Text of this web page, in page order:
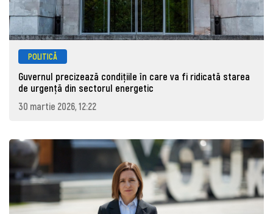
POLITICĂ
Guvernul precizează condițiile în care va fi ridicată starea
de urgență din sectorul energetic
30 martie 2026, 12:22